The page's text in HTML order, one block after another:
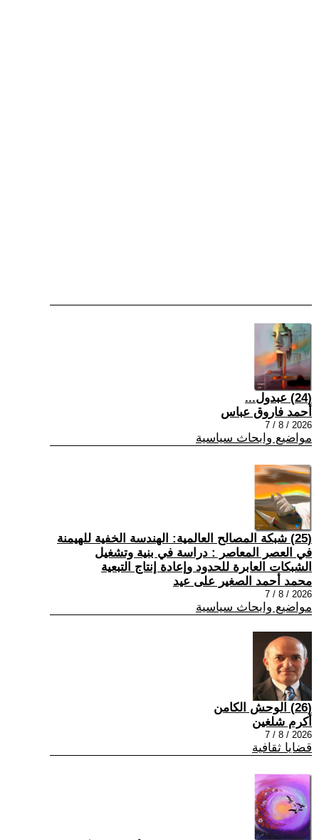
(24) عبدول...
أحمد فاروق عباس
2026 / 8 / 7
مواضيع وابحاث سياسية
(25) شبكة المصالح العالمية: الهندسة الخفية للهيمنة
في العصر المعاصر : دراسة في بنية وتشغيل
الشبكات العابرة للحدود وإعادة إنتاج التبعية
محمد أحمد الصغير على عيد
2026 / 8 / 7
مواضيع وابحاث سياسية
(26) الوحش الكامن
أكرم شلغين
2026 / 8 / 7
قضايا ثقافية